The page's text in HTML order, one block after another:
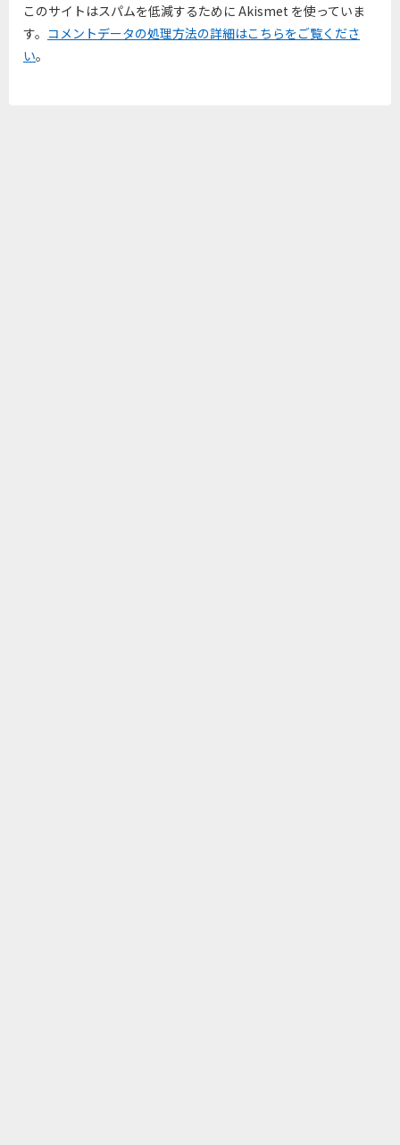
このサイトはスパムを低減するために Akismet を使っていま
す。 コメントデータの処理方法の詳細はこちらをご覧くださ
い。